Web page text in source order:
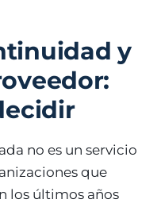
y
no es un servicio
que
los últimos años